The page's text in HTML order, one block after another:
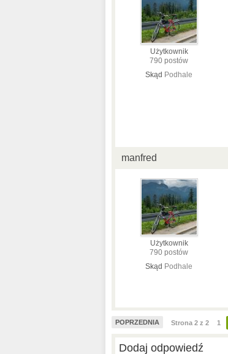
Użytkownik
790 postów
Skąd Podhale
manfred
Użytkownik
790 postów
Skąd Podhale
POPRZEDNIA Strona 2 z 2 1
Dodaj odpowiedź